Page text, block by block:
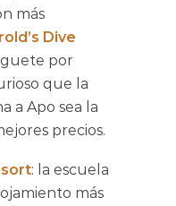
más
Dive
por
que la
a Apo sea la
precios.
: la escuela
más